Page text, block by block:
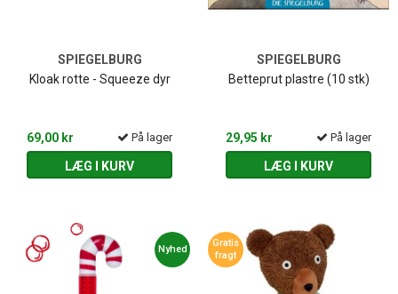
SPIEGELBURG
Kloak rotte - Squeeze dyr
69,00 kr På lager
LÆG I KURV
SPIEGELBURG
Betteprut plastre (10 stk)
29,95 kr På lager
LÆG I KURV
Nyhed
Gratis
fragt